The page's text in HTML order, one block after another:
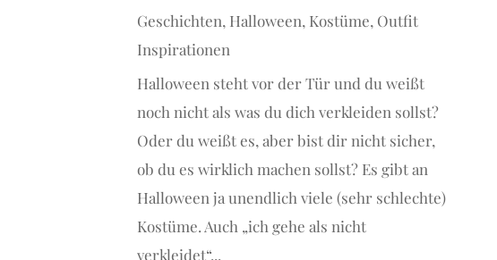
Geschichten, Halloween, Kostüme, Outfit
Inspirationen
Halloween steht vor der Tür und du weißt
noch nicht als was du dich verkleiden sollst?
Oder du weißt es, aber bist dir nicht sicher,
ob du es wirklich machen sollst? Es gibt an
Halloween ja unendlich viele (sehr schlechte)
Kostüme. Auch „ich gehe als nicht
verkleidet“...